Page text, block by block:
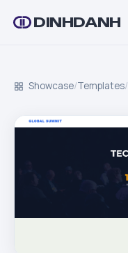
DINHDANH
Showcase/Templates/